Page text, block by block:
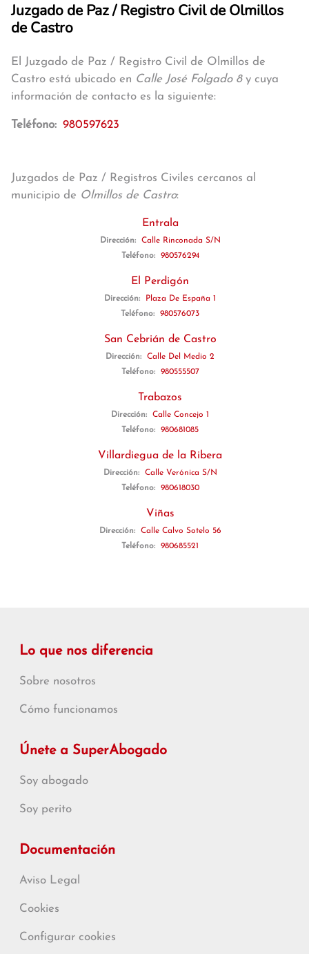
Juzgado de Paz / Registro Civil de Olmillos
de Castro
El Juzgado de Paz / Registro Civil de Olmillos de
Castro está ubicado en Calle José Folgado 8y cuya
información de contacto es la siguiente:
Teléfono: 980597623
Juzgados de Paz / Registros Civiles cercanos al
municipio de Olmillos de Castro:
Entrala
Dirección:
Calle Rinconada S/N
Teléfono:
980576294
El Perdigón
Dirección:
Plaza De España 1
Teléfono:
980576073
San Cebrián de Castro
Dirección:
Calle Del Medio 2
Teléfono:
980555507
Trabazos
Dirección:
Calle Concejo 1
Teléfono:
980681085
Villardiegua de la Ribera
Dirección:
Calle Verónica S/N
Teléfono:
980618030
Viñas
Dirección:
Calle Calvo Sotelo 56
Teléfono:
980685521
Lo que nos diferencia
Sobre nosotros
Cómo funcionamos
Únete a SuperAbogado
Soy abogado
Soy perito
Documentación
Aviso Legal
Cookies
Configurar cookies